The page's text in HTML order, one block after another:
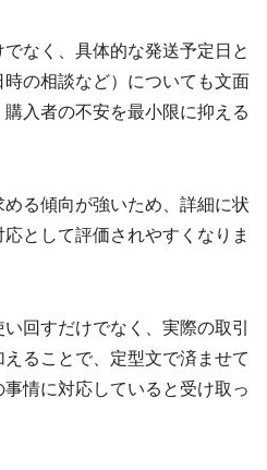
なく、具体的な発送予定日と
の相談など）についても文面
入者の不安を最小限に抑える
る傾向が強いため、詳細に状
として評価されやすくなりま
回すだけでなく、実際の取引
ることで、定型文で済ませて
情に対応していると受け取っ